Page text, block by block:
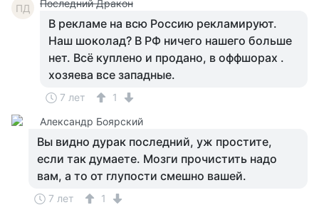
ПД Последний Дракон
В рекламе на всю Россию рекламируют.
Наш шоколад? В РФ ничего нашего больше
нет. Всё куплено и продано, в оффшорах .
хозяева все западные.
7 лет
1
Александр Боярский
Вы видно дурак последний, уж простите,
если так думаете. Мозги прочистить надо
вам, а то от глупости смешно вашей.
7 лет 1